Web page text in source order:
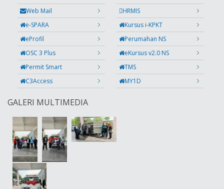
Web Mail
HRMIS
e-SPARA
Kursus i-KPKT
eProfil
Perumahan NS
OSC 3 Plus
eKursus v2.0 NS
Permit Smart
TMS
C3Access
MY1D
GALERI MULTIMEDIA